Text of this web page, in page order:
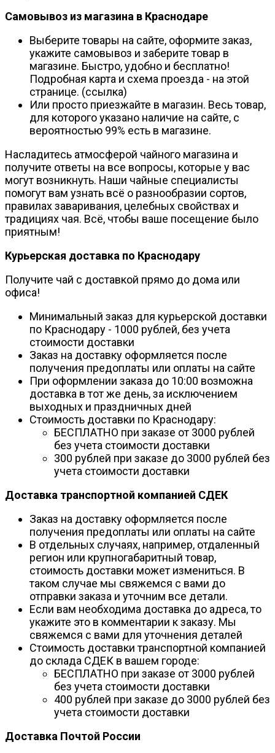
Самовывоз из магазина в Краснодаре
Выберите товары на сайте, оформите заказ,
укажите самовывоз и заберите товар в
магазине. Быстро, удобно и бесплатно!
Подробная карта и схема проезда - на этой
странице. (ссылка)
Или просто приезжайте в магазин. Весь товар,
для которого указано наличие на сайте, с
вероятностью 99% есть в магазине.
Насладитесь атмосферой чайного магазина и
получите ответы на все вопросы, которые у вас
могут возникнуть. Наши чайные специалисты
помогут вам узнать всё о разнообразии сортов,
правилах заваривания, целебных свойствах и
традициях чая. Всё, чтобы ваше посещение было
приятным!
Курьерская доставка по Краснодару
Получите чай с доставкой прямо до дома или
офиса!
Минимальный заказ для курьерской доставки
по Краснодару - 1000 рублей, без учета
стоимости доставки
Заказ на доставку оформляется после
получения предоплаты или оплаты на сайте
При оформлении заказа до 10:00 возможна
доставка в тот же день, за исключением
выходных и праздничных дней
Стоимость доставки по Краснодару:
БЕСПЛАТНО при заказе от 3000 рублей
без учета стоимости доставки
300 рублей при заказе до 3000 рублей без
учета стоимости доставки
Доставка транспортной компанией СДЕК
Заказ на доставку оформляется после
получения предоплаты или оплаты на сайте
В отдельных случаях, например, отдаленный
регион или крупногабаритный товар,
стоимость доставки может измениться. В
таком случае мы свяжемся с вами до
отправки заказа и уточним все детали.
Если вам необходима доставка до адреса, то
укажите это в комментарии к заказу. Мы
свяжемся с вами для уточнения деталей
Стоимость доставки транспортной компанией
до склада СДЕК в вашем городе:
БЕСПЛАТНО при заказе от 3000 рублей
без учета стоимости доставки
400 рублей при заказе до 3000 рублей без
учета стоимости доставки
Доставка Почтой России